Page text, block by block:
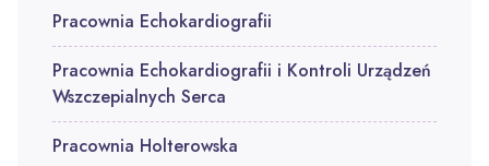
Pracownia Echokardiografii
Pracownia Echokardiografii i Kontroli Urządzeń
Wszczepialnych Serca
Pracownia Holterowska